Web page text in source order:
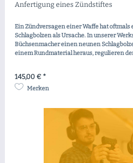
Anfertigung eines Zündstiftes
Ein Zündversagen einer Waffe hat
Schlagbolzen als Ursache. In unserer
Büchsenmacher einen neunen
einem Rundmaterial heraus, regulieren
145,00 € *
Merken